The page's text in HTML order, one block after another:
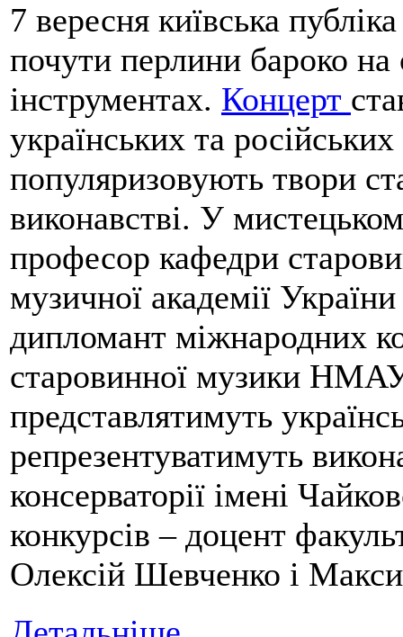
7 вересня київська
почути перлини бароко на
інструментах. Концерт
українських та
популяризовують твори
виконавстві. У
професор кафедри
музичної академії
дипломант міжнародних
старовинної музики НМАУ
представлятимуть
репрезентуватимуть
консерваторії імені
конкурсів – доцент
Олексій Шевченко і